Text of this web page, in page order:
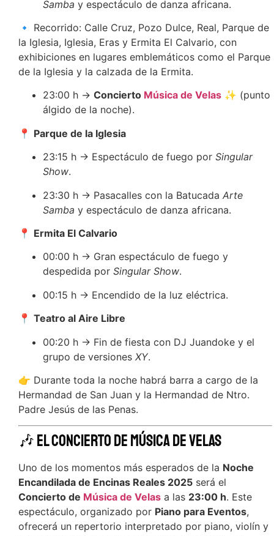
Samba y espectáculo de danza africana.
🔹 Recorrido: Calle Cruz, Pozo Dulce, Real, Parque de
la Iglesia, Iglesia, Eras y Ermita El Calvario, con
exhibiciones en lugares emblemáticos como el Parque
de la Iglesia y la calzada de la Ermita.
23:00 h → Concierto Música de Velas ✨ (punto
álgido de la noche).
📍 Parque de la Iglesia
23:15 h → Espectáculo de fuego por Singular
Show.
23:30 h → Pasacalles con la Batucada Arte
Samba y espectáculo de danza africana.
📍 Ermita El Calvario
00:00 h → Gran espectáculo de fuego y
despedida por Singular Show.
00:15 h → Encendido de la luz eléctrica.
📍 Teatro al Aire Libre
00:20 h → Fin de fiesta con DJ Juandoke y el
grupo de versiones XY.
👉 Durante toda la noche habrá barra a cargo de la
Hermandad de San Juan y la Hermandad de Ntro.
Padre Jesús de las Penas.
🎶 El Concierto de Música de Velas
Uno de los momentos más esperados de la Noche
Encandilada de Encinas Reales 2025 será el
Concierto de Música de Velas a las 23:00 h. Este
espectáculo, organizado por Piano para Eventos,
ofrecerá un repertorio interpretado por piano, violín y